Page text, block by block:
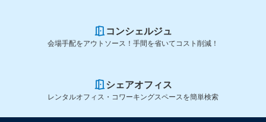
コンシェルジュ
会場手配をアウトソース！手間を省いてコスト削減！
シェアオフィス
レンタルオフィス・コワーキングスペースを簡単検索